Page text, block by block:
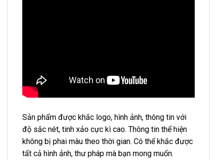
Sản phẩm được khắc logo, hình ảnh, thông tin với
độ sắc nét, tinh xảo cực kì cao. Thông tin thể hiện
không bị phai màu theo thời gian. Có thể khắc được
tất cả hình ảnh, thư pháp mà bạn mong muốn.